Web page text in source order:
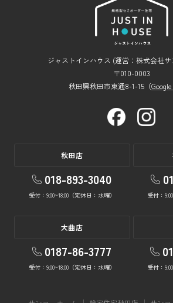
ジャストインハウス (運営：株式会社
〒010-0003
秋田県秋田市東通8-1-15（
秋田店
018-893-3040
受付：9:00~18:00（定休日：水曜） 受付：
大曲店
0187-86-3777
受付：9:00~18:00（定休日：水曜） 受付：